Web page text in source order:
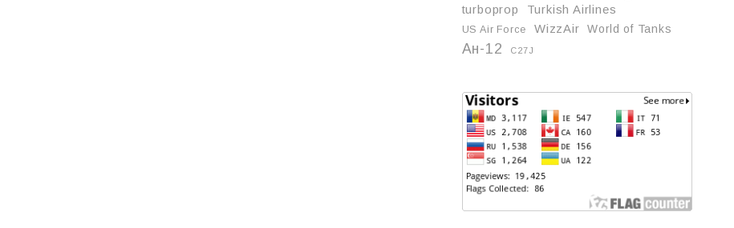
turboprop Turkish Airlines
US Air Force WizzAir World of Tanks
Ан-12 С27J